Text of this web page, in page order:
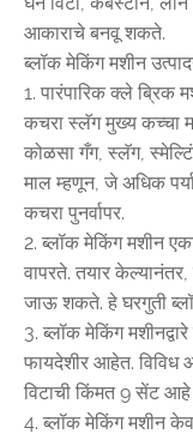
आकाराचे बनवू शकते.
ब्लॉक मेकिंग मशीन
1. पारंपारिक क्ले ब्रिक
कचरा स्लॅग मुख्य कच्चा
कोळसा गँग, स्लॅग,
माल म्हणून, जे अधिक
कचरा पुनर्वापर.
2. ब्लॉक मेकिंग मशीन
वापरते. तयार
जाऊ शकते. हे घरगुती
3. ब्लॉक मेकिंग
फायदेशीर आहेत.
विटाची किंमत 9 सेंट आहे
4. ब्लॉक मेकिंग मशीन